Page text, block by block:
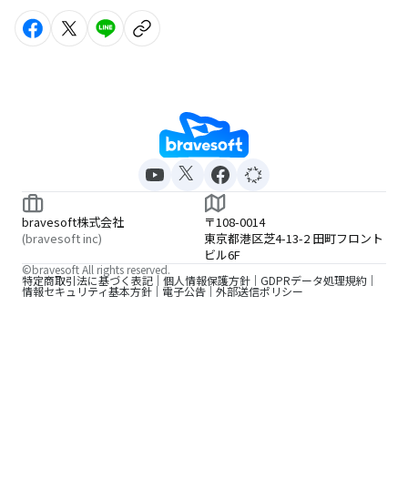
bravesoft株式会社
(bravesoft inc)
〒108-0014
東京都港区芝4-13-2 田町フロント
ビル6F
特定商取引法に基づく表記 個人情報保護方針 GDPRデータ処理規約
情報セキュリティ基本方針 電子公告 外部送信ポリシー
©bravesoft All rights reserved.